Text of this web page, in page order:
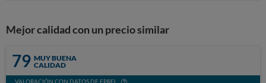
Mejor calidad con un precio similar
79 MUY BUENA
CALIDAD
VALORACIÓN CON DATOS DE EPREL